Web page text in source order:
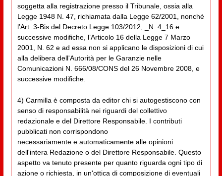
soggetta alla registrazione presso il Tribunale, ossia alla
Legge 1948 N. 47, richiamata dalla Legge 62/2001, nonché
l’Art. 3-Bis del Decreto Legge 103/2012, _N. 4_16 e
successive modifiche, l’Articolo 16 della Legge 7 Marzo
2001, N. 62 e ad essa non si applicano le disposizioni di cui
alla delibera dell'Autorità per le Garanzie nelle
Comunicazioni N. 666/08/CONS del 26 Novembre 2008, e
successive modifiche.
4) Carmilla è composta da editor chi si autogestiscono con
senso di responsabilità nei riguardi del collettivo
redazionale e del Direttore Responsabile. I contributi
pubblicati non corrispondono
necessariamente e automaticamente alle opinioni
dell'intera Redazione o del Direttore Responsabile. Questo
aspetto va tenuto presente per quanto riguarda ogni tipo di
azione o richiesta, in un'ottica di composizione di eventuali